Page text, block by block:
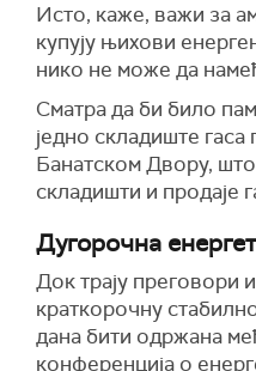
Исто, каже, важи за
купују њихови
нико не може да
Сматра да би било
једно складиште гаса
Банатском Двору,
складишти и продаје
Дугорочна
Док трају преговори
краткорочну
дана бити одржана
конференција о